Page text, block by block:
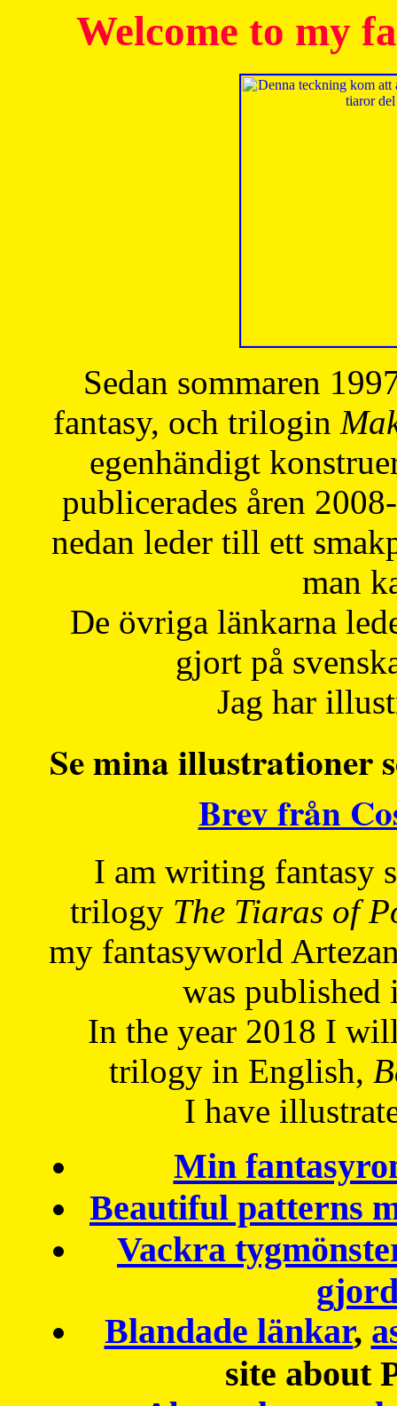
Welcome to my
Sedan sommaren
fantasy, och trilogin
egenhändigt
publicerades åren
nedan leder till ett
man
De övriga länkarna
gjort på
Jag har
Se mina illustrationer
Brev från
I am writing fantasy
trilogy The Tiaras of
my fantasyworld
was published
In the year 2018 I
trilogy in English,
I have
Min
Beautiful patterns
Vackra
Blandade länkar,
site about